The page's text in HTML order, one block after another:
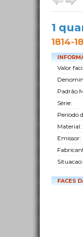
1
1814-
Valor
Padrão
Série:
Período
Material:
Emissor:
Situacao:
FACES